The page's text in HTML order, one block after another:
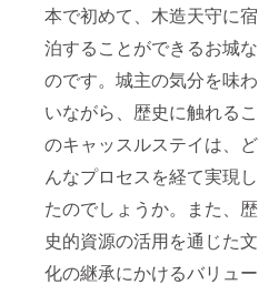
本で初めて、木造天守に宿
泊することができるお城な
のです。城主の気分を味わ
いながら、歴史に触れるこ
のキャッスルステイは、ど
んなプロセスを経て実現し
たのでしょうか。また、歴
史的資源の活用を通じた文
化の継承にかけるバリュー